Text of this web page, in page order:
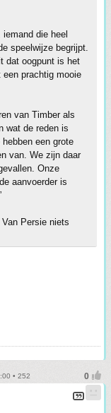
die heel
speelwijze begrijpt.
dat oogpunt is het
prachtig mooie
van Timber als
wat de reden is
een grote
van. We zijn daar
Onze
aanvoerder is
Persie niets
• 252